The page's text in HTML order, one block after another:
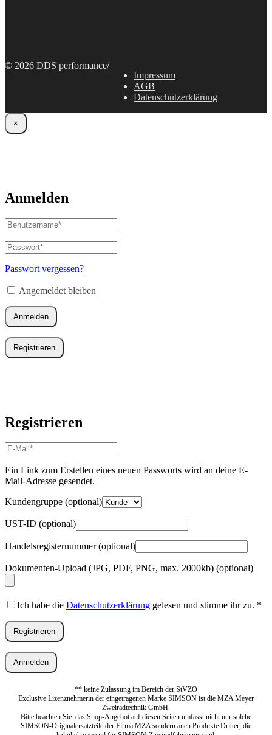
© 2026 DDS performance/
Impressum
AGB
Datenschutzerklärung
×
Anmelden
Benutzername
oder
E-
Mail-
Adresse*
Passwort*
Erforderlich
Passwort vergessen?
Angemeldet bleiben
Anmelden
Registrieren
Registrieren
E-
Mail-
Adresse*
Erforderlich
Ein Link zum Erstellen eines neuen Passworts wird an deine E-
Mail-Adresse gesendet.
Kundengruppe (optional)
UST-ID (optional)
Handelsregisternummer(optional)
Dokumenten-Upload (JPG, PDF, PNG, max. 2000kb) (optional)
Ich habe die Datenschutzerklärung gelesen und stimme ihr zu. *
Registrieren
Anmelden
** keine Zulassung im Bereich der StVZO
Exclusive Lizenznehmerin der eingetragenen Marke SIMSON ist die MZA Meyer
Zweiradtechnik GmbH.
Bitte beachten Sie: das Shop-Angebot auf diesen Seiten umfasst nicht nur solche
SIMSON-Originalersatzteile der Firma MZA sondern auch Produkte Dritter, die